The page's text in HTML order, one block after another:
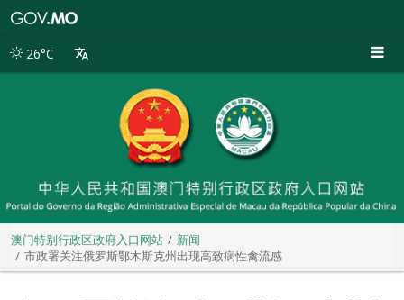
别
26°C
澳门特别行政区政府入口网站
新闻
市政署关注俄罗斯鄂木斯克州出现高致病性禽流感